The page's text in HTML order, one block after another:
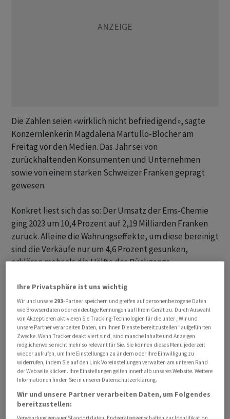
Die Zahlen seien «wirklich nicht befriedigend», sagte
Konzernlenkerin Magdalena Martullo-Blocher am
Freitag vor den Medien. Das Jahr sei von
zurückhaltenden Konsumenten und Unternehmen
sowie von einem starken Schweizer Franken geprägt
gewesen.
Konkret liest sich das so: Der Umsatz der Ems-Chemie
ging 2023 um 10,4 Prozent auf 2,19 Milliarden Franken
zurück. Alleine die Währungseffekte, um diese bereinigt
sind die Verkäufe nur um 4,6 Prozent gesunken,
erklären mehr als die Hälfte des Rückgangs.
Autobauer wieder im Kriechgang
Ein sehr wichtiger Kundenstamm der Ems sind die
Autobauer - sie steuern rund 6 von 10 Umsatzfranken
bei. Und bei VW, BMW und Co. seien im vergangenen Jahr
rund 10 Prozent mehr Autos vom Band gerollt.
Doch die Autoverkäufe seien zu relativieren. «Die
Aufträge wurden mittlerweile abgearbeitet», sagte
Martullo. Und das Blatt habe sich gewendet: Laut
Ihre Privatsphäre ist uns wichtig
Wir und unsere 293-Partner speichern und greifen auf personenbezogene Daten
wie Browserdaten oder eindeutige Kennungen auf Ihrem Gerät zu. Durch Auswahl
von Akzeptieren aktivieren Sie Tracking-Technologien für die unter „Wir und
unsere Partner verarbeiten Daten, um Ihnen Dienste bereitzustellen“ aufgeführten
Zwecke. Wenn Tracker deaktiviert sind, sind manche Inhalte und Anzeigen
möglicherweise nicht mehr so relevant für Sie. Sie können dieses Menü jederzeit
wieder aufrufen, um Ihre Einstellungen zu ändern oder Ihre Einwilligung zu
widerrufen, indem Sie auf den Link Voreinstellungen verwalten am unteren Rand
der Webseite klicken. Ihre Einstellungen gelten innerhalb unseres Website. Weitere
Informationen finden Sie in unserer Datenschutzerklärung.
Wir und unsere Partner verarbeiten Daten, um Folgendes
bereitzustellen: